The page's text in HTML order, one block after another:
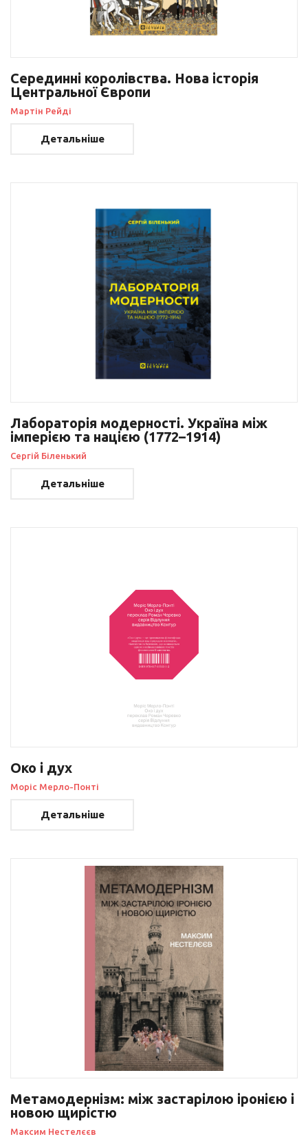
Серединні королівства. Нова історія
Центральної Європи
Мартін Рейді
Детальніше
Лабораторія модерності. Україна між
імперією та нацією (1772–1914)
Сергій Біленький
Детальніше
Око і дух
Моріс Мерло-Понті
Детальніше
Метамодернізм: між застарілою іронією і
новою щирістю
Максим Нестелєєв